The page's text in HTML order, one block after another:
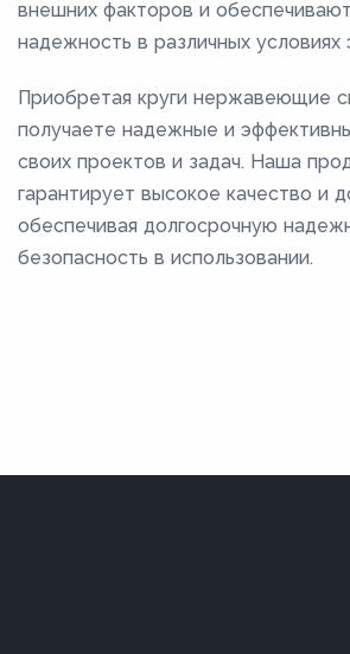
внешних факторов и
надежность в различных условиях
Приобретая круги нержавеющие
получаете надежные и
своих проектов и задач. Наша
гарантирует высокое качество и
обеспечивая долгосрочную
безопасность в использовании.